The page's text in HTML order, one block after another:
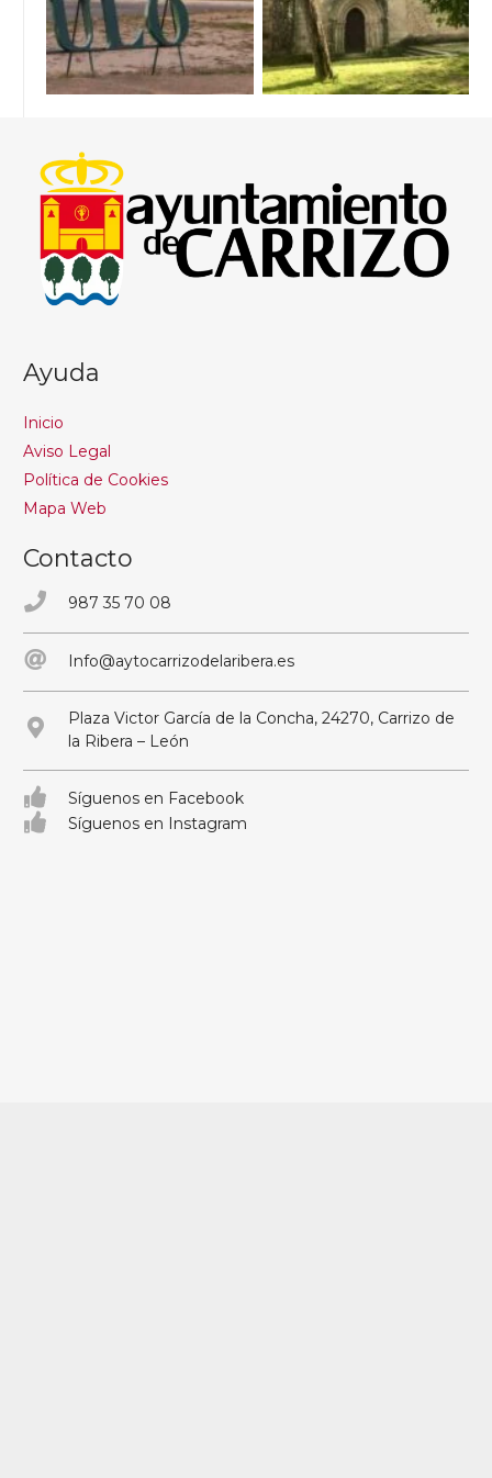
Ayuda
Inicio
Aviso Legal
Política de Cookies
Mapa Web
Contacto
987 35 70 08
Info@aytocarrizodelaribera.es
Plaza Victor García de la Concha, 24270, Carrizo de
la Ribera – León
Síguenos en Facebook
Síguenos en Instagram